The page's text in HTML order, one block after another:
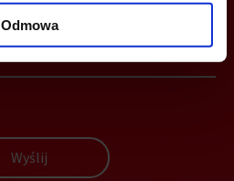
Odmowa
Wyślij